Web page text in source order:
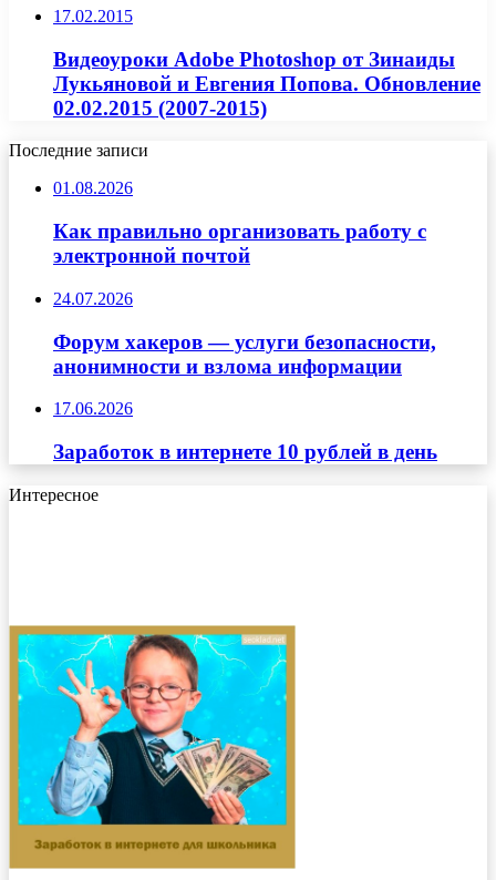
17.02.2015
Видеоуроки Adobe Photoshop от Зинаиды
Лукьяновой и Евгения Попова. Обновление
02.02.2015 (2007-2015)
Последние записи
01.08.2026
Как правильно организовать работу с
электронной почтой
24.07.2026
Форум хакеров — услуги безопасности,
анонимности и взлома информации
17.06.2026
Заработок в интернете 10 рублей в день
Интересное